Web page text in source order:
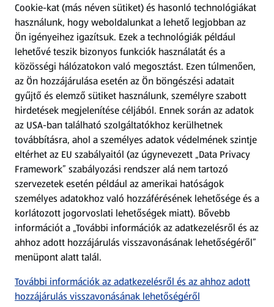
Kérdőív
Fizetési lehetőségek
ALDI utalványok
Árcsökkentés
Adattörlő alkalmazás
Szervizpont
(új oldalon nyílik meg)
Fedezz fel minket az interneten!
Töltsd le az ALDI Magyarország applikációt!
Cookie-kat (más néven sütiket) és hasonló technológiákat
használunk, hogy weboldalunkat a lehető legjobban az
Ön igényeihez igazítsuk. Ezek a technológiák például
lehetővé teszik bizonyos funkciók használatát és a
közösségi hálózatokon való megosztást. Ezen túlmenően,
az Ön hozzájárulása esetén az Ön böngészési adatait
gyűjtő és elemző sütiket használunk, személyre szabott
hirdetések megjelenítése céljából. Ennek során az adatok
az USA-ban található szolgáltatókhoz kerülhetnek
továbbításra, ahol a személyes adatok védelmének szintje
eltérhet az EU szabályaitól (az úgynevezett „Data Privacy
Framework” szabályozási rendszer alá nem tartozó
szervezetek esetén például az amerikai hatóságok
személyes adatokhoz való hozzáférésének lehetősége és a
korlátozott jogorvoslati lehetőségek miatt). Bővebb
információt a „További információk az adatkezelésről és az
ahhoz adott hozzájárulás visszavonásának lehetőségéről”
menüpont alatt talál.
További információk az adatkezelésről és az ahhoz adott
hozzájárulás visszavonásának lehetőségéről